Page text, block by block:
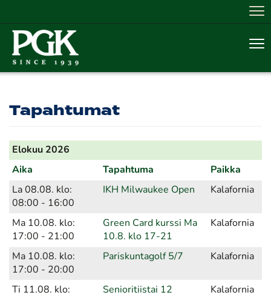
Tapahtumat
Elokuu 2026
Aika Tapahtuma Paikka
La 08.08. klo:
08:00 - 16:00
IKH Milwaukee Open Kalafornia
Ma 10.08. klo:
17:00 - 21:00
Green Card kurssi Ma
10.8. klo 17-21
Kalafornia
Ma 10.08. klo:
17:00 - 20:00
Pariskuntagolf 5/7 Kalafornia
Ti 11.08. klo:
Senioritiistai 12 Kalafornia